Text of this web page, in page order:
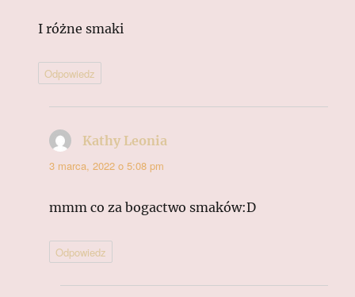
I różne smaki
Odpowiedz
Kathy Leonia
3 marca, 2022 o 5:08 pm
mmm co za bogactwo smaków:D
Odpowiedz